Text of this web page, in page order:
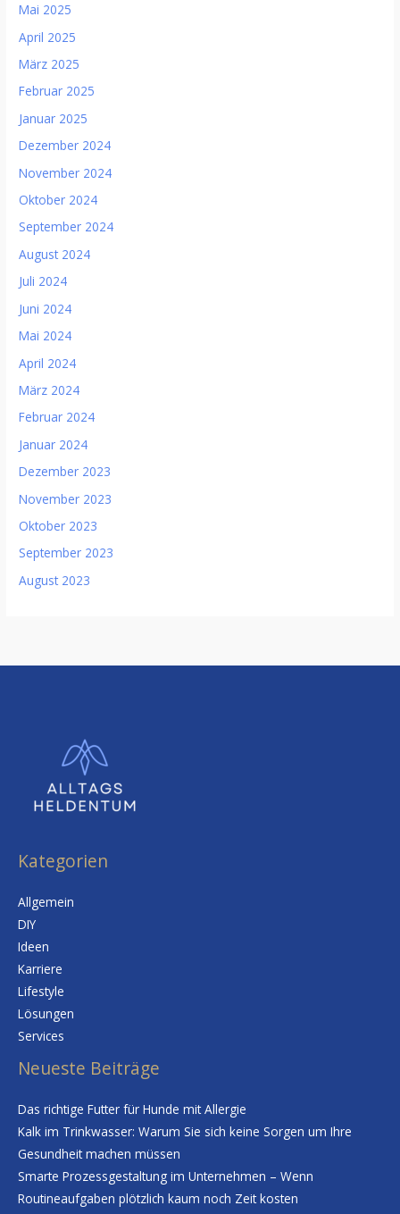
Mai 2025
April 2025
März 2025
Februar 2025
Januar 2025
Dezember 2024
November 2024
Oktober 2024
September 2024
August 2024
Juli 2024
Juni 2024
Mai 2024
April 2024
März 2024
Februar 2024
Januar 2024
Dezember 2023
November 2023
Oktober 2023
September 2023
August 2023
Kategorien
Allgemein
DIY
Ideen
Karriere
Lifestyle
Lösungen
Services
Neueste Beiträge
Das richtige Futter für Hunde mit Allergie
Kalk im Trinkwasser: Warum Sie sich keine Sorgen um Ihre
Gesundheit machen müssen
Smarte Prozessgestaltung im Unternehmen – Wenn
Routineaufgaben plötzlich kaum noch Zeit kosten